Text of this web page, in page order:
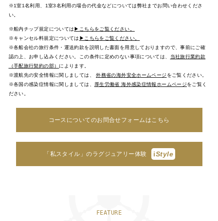
※1室1名利用、1室3名利用の場合の代金などについては弊社までお問い合わせくださ
い。
※船内チップ規定については▶こちらをご覧ください。
※キャンセル料規定については ▶こちらをご覧ください。
※各船会社の旅行条件・運送約款を説明した書面を用意しておりますので、事前にご確
認の上、お申し込みください。この条件に定めのない事項については、
当社旅行業約款
（手配旅行契約の部） によります。
※渡航先の安全情報に関しましては、外務省の海外安全ホームページ をご覧ください。
※各国の感染症情報に関しましては、
厚生労働省 海外感染症情報ホームページをご覧く
ださい。
コースについてのお問合せフォームはこちら
「私スタイル」のラグジュアリー体験 iStyle
FEATURE